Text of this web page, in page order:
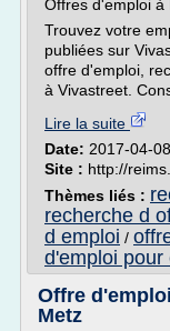
Offres d'emploi à
Trouvez votre
publiées sur
offre d'emploi,
à Vivastreet.
Lire la suite
Date: 2017-04-
Site : http://
Thèmes liés :
recherche d
d emploi /
d'emploi pour
Offre
Metz